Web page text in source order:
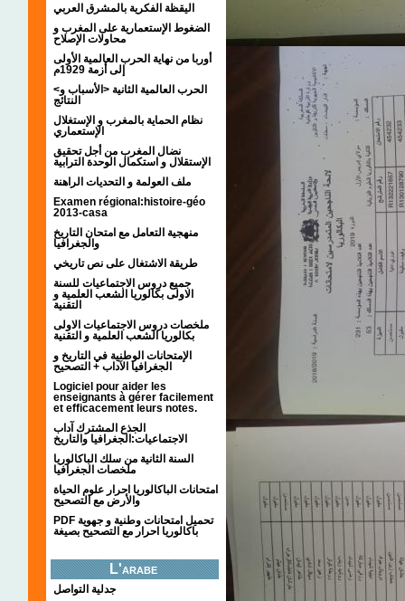
اليقظة الفكرية بالمشرق العربي
الضغوط الإستعمارية على المغرب و
محاولات الإصلاح
أوربا من نهاية الحرب العالمية الأولى
إلى أزمة 1929م
<الحرب العالمية الثانية <الأسباب و
النتائج
نظام الحماية بالمغرب و الإستغلال
الإستعماري
نضال المغرب من أجل تحقيق
الإستقلال و استكمال الوحدة الترابية
ملف العولمة و التحديات الراهنة
Examen régional:histoire-géo
2013-casa
منهجية التعامل مع امتحان التاريخ
والجغرافيا
طريقة الاشتغال على نص تاريخي
جميع دروس الاجتماعيات للسنة
الاولى بكالوريا الشعب العلمية و
التقنية
ملخصات دروس الاجتماعيات الاولى
بكالوريا الشعب العلمية و التقنية
الإمتحانات الوطنية في التاريخ و
الجغرافيا الآداب + التصحيح
Logiciel pour aider les
enseignants à gérer facilement
et efficacement leurs notes.
الجذع المشترك آداب
الاجتماعيات:الجغرافيا والتاريخ
السنة الثانية من سلك الباكالوريا
ملخصات الجغرافيا
امتحانات الباكالوريا احرار علوم الحياة
والأرض مع التصحيح
PDF تحميل امتحانات وطنية و جهوية
باكالوريا احرار مع التصحيح بصيغة
L'arabe
جدلية التواصل